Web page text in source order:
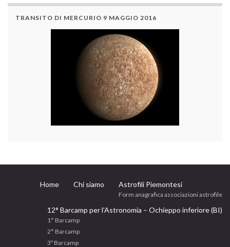
TRANSITO DI MERCURIO 9 MAGGIO 2016
Home Chi siamo Astrofili Piemontesi
Form anagrafica associazioni astrofile
12° Barcamp per l’Astronomia – Ochieppo inferiore (BI)
1° Barcamp
2° Barcamp
3º Barcamp